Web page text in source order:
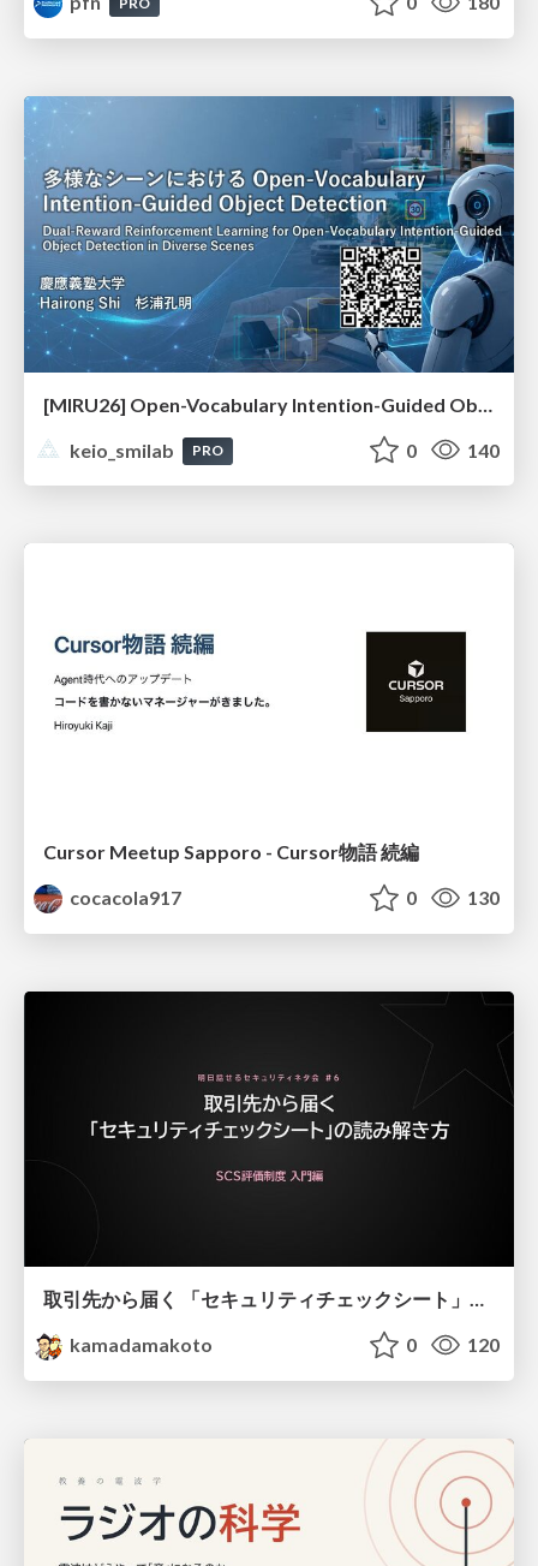
keio_smilab
PRO 0 140
Cursor Meetup Sapporo - Cursor物語 続編
cocacola917
0 130
取引先から届く 「セキュリティチェックシート」の読み解き方
kamadamakoto
0 120